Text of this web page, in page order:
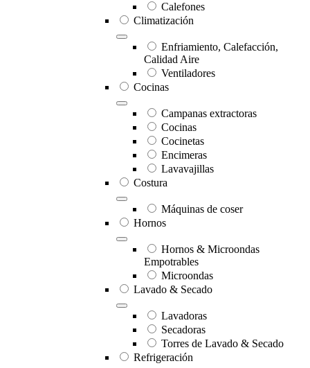
Calefones
Climatización
Enfriamiento, Calefacción,
Calidad Aire
Ventiladores
Cocinas
Campanas extractoras
Cocinas
Cocinetas
Encimeras
Lavavajillas
Costura
Máquinas de coser
Hornos
Hornos & Microondas
Empotrables
Microondas
Lavado & Secado
Lavadoras
Secadoras
Torres de Lavado & Secado
Refrigeración